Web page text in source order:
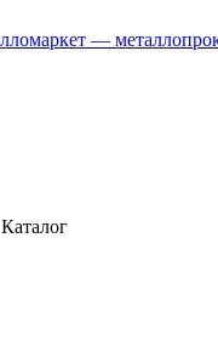
Каталог